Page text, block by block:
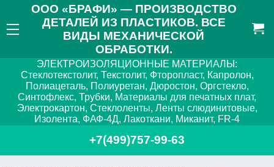
ООО «БРАФИ» — ПРОИЗВОДСТВО
ДЕТАЛЕЙ ИЗ ПЛАСТИКОВ. ВСЕ
ВИДЫ МЕХАНИЧЕСКОЙ
ОБРАБОТКИ.
ЭЛЕКТРОИЗОЛЯЦИОННЫЕ МАТЕРИАЛЫ:
Стеклотекстолит, Текстолит, Фторопласт, Капролон,
Полиацеталь, Полиуретан, Дюростон, Оргстекло,
Синтофлекс, Трубки, Материалы для печатных плат,
Электрокартон, Стеклоленты, Ленты слюдинитовые,
Изолента, ФАФ-4Д, Лакоткани, Миканит, FR-4
+7(499)757-99-63